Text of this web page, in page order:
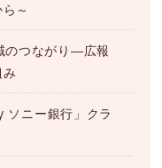
～
のつながり―広報
ニー銀行」クラ